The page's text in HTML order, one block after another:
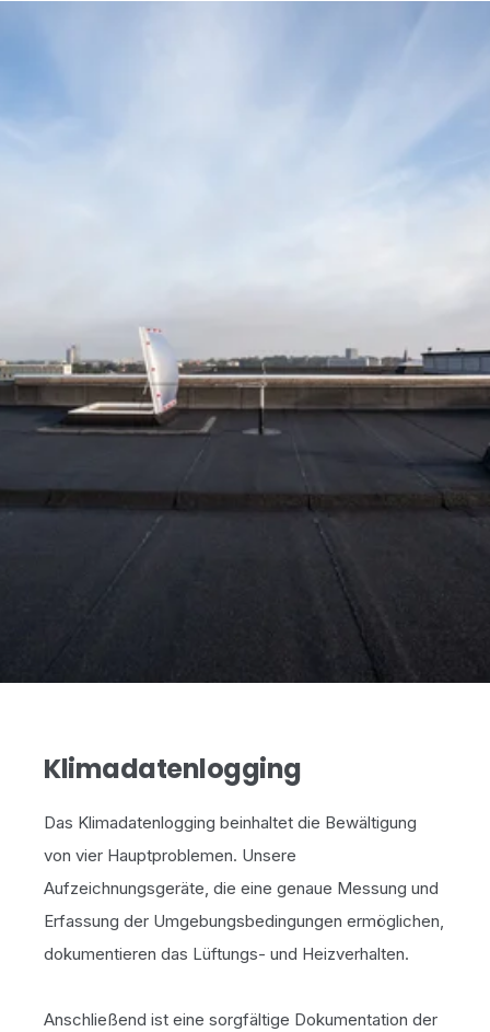
Klimadatenlogging
Das Klimadatenlogging beinhaltet die Bewältigung
von vier Hauptproblemen. Unsere
Aufzeichnungsgeräte, die eine genaue Messung und
Erfassung der Umgebungsbedingungen ermöglichen,
dokumentieren das Lüftungs- und Heizverhalten.
Anschließend ist eine sorgfältige Dokumentation der